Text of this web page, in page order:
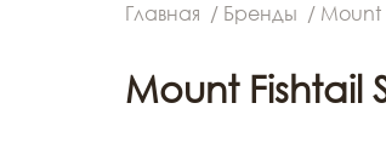
Главная Бренды Mount
Mount Fishtail